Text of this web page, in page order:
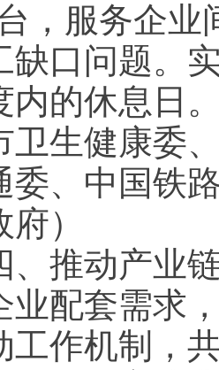
，服务企业
缺口问题。
内的休息日
卫生健康委
委、中国铁
）
动产业链
业配套需求
工作机制，